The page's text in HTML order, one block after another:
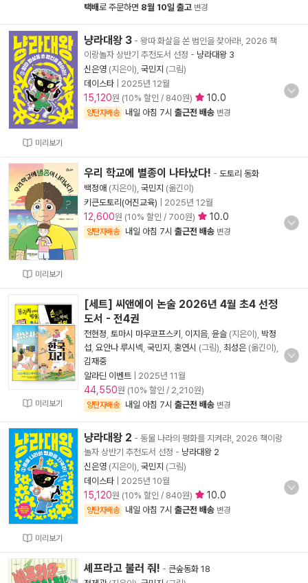
택배로 주문하면 8월 10일 출고 변경
미리보기
냥라대왕 3 - 왕따 화살을 쏜 범인을 찾아라!, 2026 책
이랑놀자 상반기 추천도서 선정 - 냥라대왕 3
신은영 (지은이), 국민지 (그림)
데이스타
2025년 12월
15,120원 (10% 할인 / 840원) 10.0
양탄자배송 내일 아침 7시 출근전 배송 변경
미리보기
우리 학교에 별종이 나타났다! - 도토리 동화
백정애 (지은이), 국민지 (옮긴이)
키큰도토리(어진교육)
2025년 12월
12,600원 (10% 할인 / 700원) 10.0
양탄자배송 내일 아침 7시 출근전 배송 변경
미리보기
[세트] 씨앤에이 논술 2026년 4월 초4 선정
도서 - 전4권
전현정 토마시 마우코프스키 이지음 윤슬 (지은이), 박정
섭 요안나 루시넥 국민지 홍연시 (그림), 최성은 (옮긴이),
김재중
알라딘 이벤트
2025년 11월
44,550원 (10% 할인 / 2,210원)
양탄자배송 내일 아침 7시 출근전 배송 변경
미리보기
냥라대왕 2 - 동물 나라의 평화를 지켜라!, 2026 책이랑
놀자 상반기 추천도서 선정 - 냥라대왕 2
신은영 (지은이), 국민지 (그림)
데이스타
2025년 10월
15,120원 (10% 할인 / 840원) 10.0
양탄자배송 내일 아침 7시 출근전 배송 변경
셰프라고 불러 줘! - 큰숲동화 18